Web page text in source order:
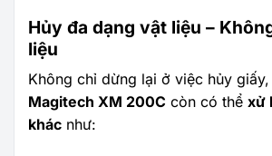
Hủy đa dạng vật liệu –
liệu
Không chỉ dừng lại ở việc hủy giấy,
Magitech XM 200C còn có thể xử
khác như: